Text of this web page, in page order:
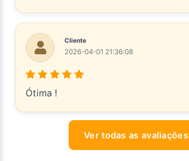
Cliente
2026-04-01 21:36:08
Ótima !
Ver todas as avaliações